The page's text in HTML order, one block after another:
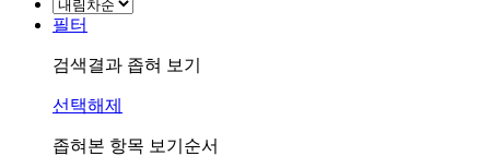
필터
검색결과 좁혀 보기
선택해제
좁혀본 항목 보기순서